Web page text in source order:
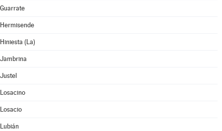
Guarrate
Hermisende
Hiniesta (La)
Jambrina
Justel
Losacino
Losacio
Lubián